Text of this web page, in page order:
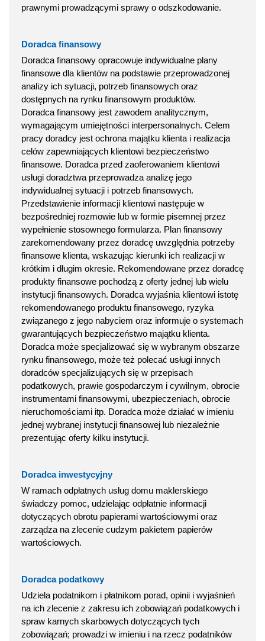
prawnymi prowadzącymi sprawy o odszkodowanie.
Doradca finansowy
Doradca finansowy opracowuje indywidualne plany
finansowe dla klientów na podstawie przeprowadzonej
analizy ich sytuacji, potrzeb finansowych oraz
dostępnych na rynku finansowym produktów.
Doradca finansowy jest zawodem analitycznym,
wymagającym umiejętności interpersonalnych. Celem
pracy doradcy jest ochrona majątku klienta i realizacja
celów zapewniających klientowi bezpieczeństwo
finansowe. Doradca przed zaoferowaniem klientowi
usługi doradztwa przeprowadza analizę jego
indywidualnej sytuacji i potrzeb finansowych.
Przedstawienie informacji klientowi następuje w
bezpośredniej rozmowie lub w formie pisemnej przez
wypełnienie stosownego formularza. Plan finansowy
zarekomendowany przez doradcę uwzględnia potrzeby
finansowe klienta, wskazując kierunki ich realizacji w
krótkim i długim okresie. Rekomendowane przez doradcę
produkty finansowe pochodzą z oferty jednej lub wielu
instytucji finansowych. Doradca wyjaśnia klientowi istotę
rekomendowanego produktu finansowego, ryzyka
związanego z jego nabyciem oraz informuje o systemach
gwarantujących bezpieczeństwo majątku klienta.
Doradca może specjalizować się w wybranym obszarze
rynku finansowego, może też polecać usługi innych
doradców specjalizujących się w przepisach
podatkowych, prawie gospodarczym i cywilnym, obrocie
instrumentami finansowymi, ubezpieczeniach, obrocie
nieruchomościami itp. Doradca może działać w imieniu
jednej wybranej instytucji finansowej lub niezależnie
prezentując oferty kilku instytucji.
Doradca inwestycyjny
W ramach odpłatnych usług domu maklerskiego
świadczy pomoc, udzielając odpłatnie informacji
dotyczących obrotu papierami wartościowymi oraz
zarządza na zlecenie cudzym pakietem papierów
wartościowych.
Doradca podatkowy
Udziela podatnikom i płatnikom porad, opinii i wyjaśnień
na ich zlecenie z zakresu ich zobowiązań podatkowych i
spraw karnych skarbowych dotyczących tych
zobowiązań; prowadzi w imieniu i na rzecz podatników